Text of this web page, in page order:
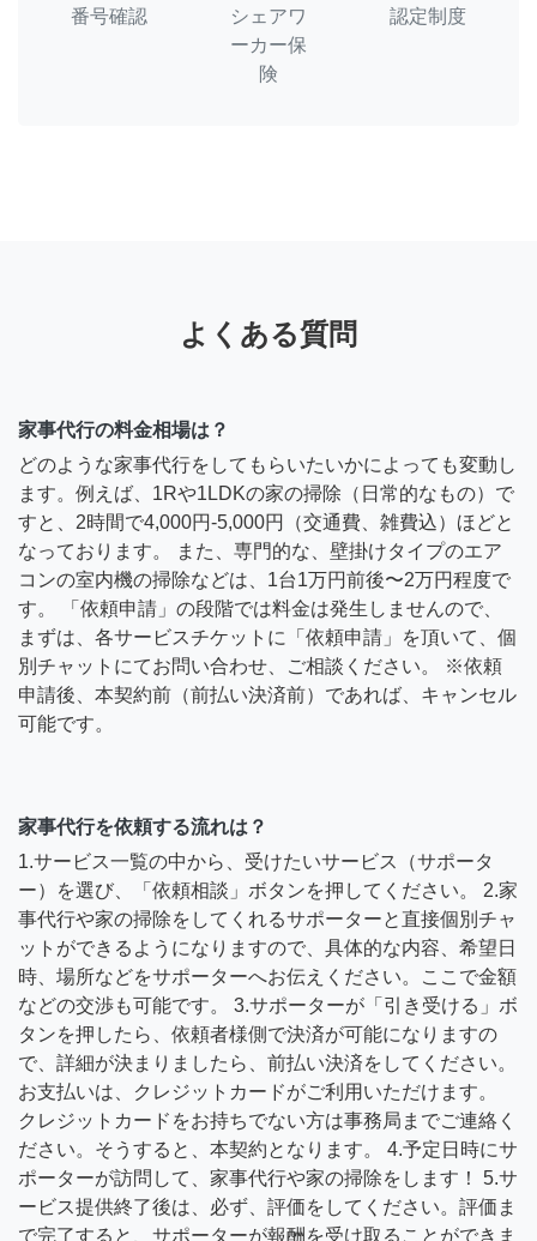
番号確認
シェアワ
ーカー保
険
認定制度
よくある質問
家事代行の料金相場は？
どのような家事代行をしてもらいたいかによっても変動し
ます。例えば、1Rや1LDKの家の掃除（日常的なもの）で
すと、2時間で4,000円-5,000円（交通費、雑費込）ほどと
なっております。 また、専門的な、壁掛けタイプのエア
コンの室内機の掃除などは、1台1万円前後〜2万円程度で
す。 「依頼申請」の段階では料金は発生しませんので、
まずは、各サービスチケットに「依頼申請」を頂いて、個
別チャットにてお問い合わせ、ご相談ください。 ※依頼
申請後、本契約前（前払い決済前）であれば、キャンセル
可能です。
家事代行を依頼する流れは？
1.サービス一覧の中から、受けたいサービス（サポータ
ー）を選び、「依頼相談」ボタンを押してください。 2.家
事代行や家の掃除をしてくれるサポーターと直接個別チャ
ットができるようになりますので、具体的な内容、希望日
時、場所などをサポーターへお伝えください。ここで金額
などの交渉も可能です。 3.サポーターが「引き受ける」ボ
タンを押したら、依頼者様側で決済が可能になりますの
で、詳細が決まりましたら、前払い決済をしてください。
お支払いは、クレジットカードがご利用いただけます。
クレジットカードをお持ちでない方は事務局までご連絡く
ださい。そうすると、本契約となります。 4.予定日時にサ
ポーターが訪問して、家事代行や家の掃除をします！ 5.サ
ービス提供終了後は、必ず、評価をしてください。評価ま
で完了すると、サポーターが報酬を受け取ることができま